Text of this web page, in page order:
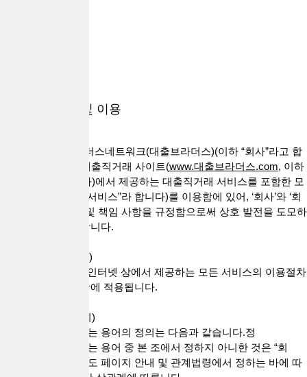
개인정보 수집 및 이용
이 약관은 (주)브라더스네트워크(대출브라더스)(이하 “회사”라고 합
니다)가 운영하는 대출직거래 사이트(www.대출브라더스.com, 이하
“사이트”라고 합니다)에서 제공하는 대출직거래 서비스를 포함한 모
든 웹 서비스(이하 “서비스”라 합니다)를 이용함에 있어, ‘회사’와 ‘회
원’간의 권리, 의무 및 책임 사항을 규정함으로써 상호 발전을 도모하
는 것을 목적으로 합니다.
제 1 조(약관의 적용)
본 약관은 "회사"가 인터넷 상에서 제공하는 모든 서비스의 이용절차
및 기타 필요한 사항에 적용됩니다.
제 2 조 (용어의 정의)
본 약관에서 사용하는 용어의 정의는 다음과 같습니다.정
본 약관에서 사용하는 용어 중 본 조에서 정하지 아니한 것은 “회
사”의 “사이트”의 별도 페이지 안내 및 관계법령에서 정하는 바에 따